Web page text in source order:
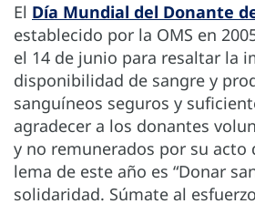
El Día Mundial del Donante
establecido por la OMS en
el 14 de junio para resaltar la
disponibilidad de sangre y
sanguíneos seguros y
agradecer a los donantes
y no remunerados por su acto
lema de este año es “Donar
solidaridad. Súmate al